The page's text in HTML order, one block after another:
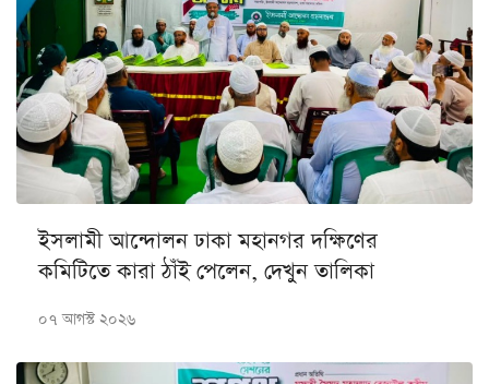
ইসলামী আন্দোলন ঢাকা মহানগর দক্ষিণের
কমিটিতে কারা ঠাঁই পেলেন, দেখুন তালিকা
০৭ আগস্ট ২০২৬